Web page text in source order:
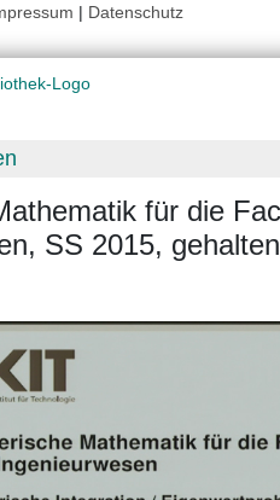
| Datenschutz
für die
SS 2015,